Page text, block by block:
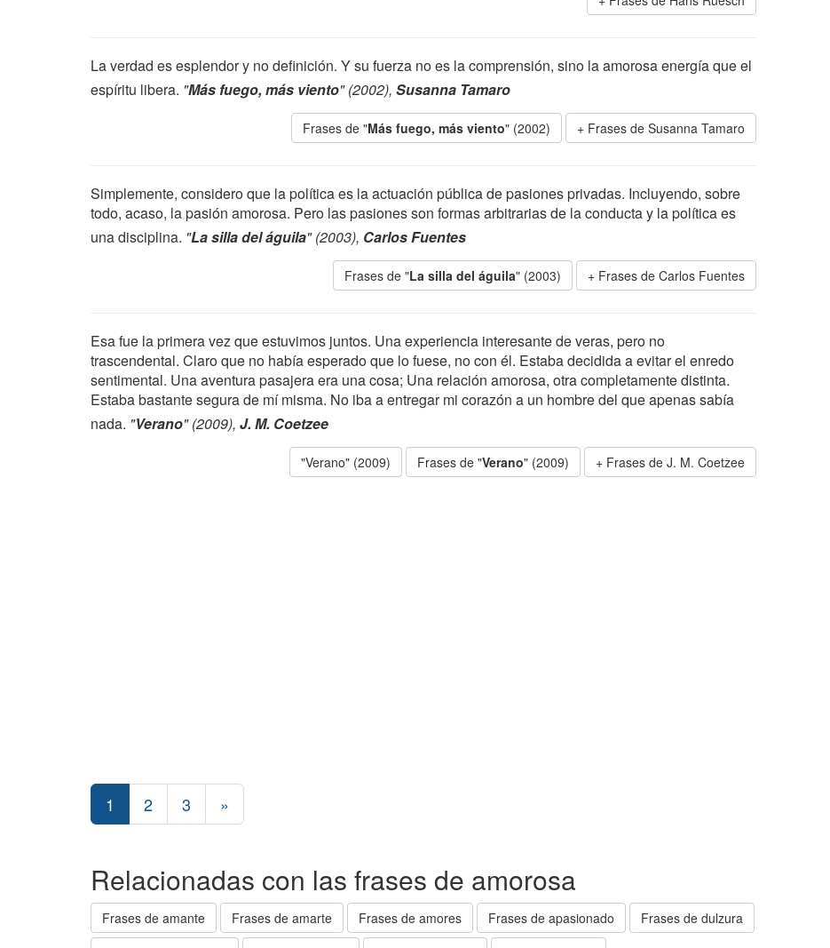
La verdad es esplendor y no definición. Y su fuerza no es la comprensión, sino la amorosa energía que el
espíritu libera. "Más fuego, más viento" (2002), Susanna Tamaro
Frases de "Más fuego, más viento" (2002) Frases de Susanna Tamaro
Simplemente, considero que la política es la actuación pública de pasiones privadas. Incluyendo, sobre
todo, acaso, la pasión amorosa. Pero las pasiones son formas arbitrarias de la conducta y la política es
una disciplina. "La silla del águila" (2003), Carlos Fuentes
Frases de "La silla del águila" (2003) Frases de Carlos Fuentes
Esa fue la primera vez que estuvimos juntos. Una experiencia interesante de veras, pero no
trascendental. Claro que no había esperado que lo fuese, no con él. Estaba decidida a evitar el enredo
sentimental. Una aventura pasajera era una cosa; Una relación amorosa, otra completamente distinta.
Estaba bastante segura de mí misma. No iba a entregar mi corazón a un hombre del que apenas sabía
nada. "Verano" (2009), J. M. Coetzee
"Verano" (2009) Frases de "Verano" (2009) Frases de J. M. Coetzee
1 2 3 »
Relacionadas con las frases de amorosa
Frases de amante Frases de amarte Frases de amores Frases de apasionado
Frases de dulzura